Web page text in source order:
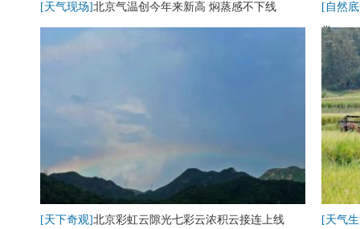
[天气现场]北京气温创今年来新高 焖蒸感不下线
[自然
卷
[天下奇观]北京彩虹云隙光七彩云浓积云接连上线 [天气